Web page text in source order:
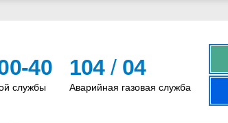
40
службы
104/ 04
Аварийная газовая служба